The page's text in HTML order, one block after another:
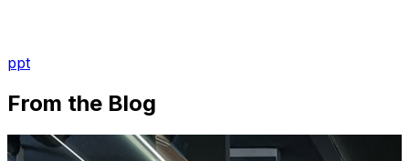
ppt
From the Blog